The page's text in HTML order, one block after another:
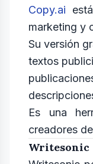
Copy.ai
marketing y
Su versión
textos
Es una
creadores
Writesonic